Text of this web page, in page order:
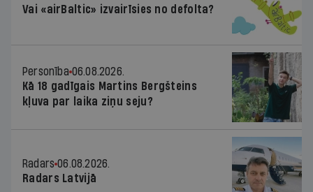
Vai «airBaltic» izvairīsies no defolta?
Personība 06.08.2026.
Kā 18 gadīgais Martins Bergšteins
kļuva par laika ziņu seju?
Radars 06.08.2026.
Radars Latvijā